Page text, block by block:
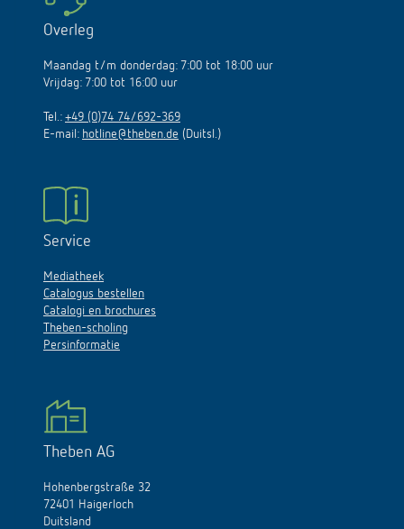
Overleg
Maandag t/m donderdag: 7:00 tot 18:00 uur
Vrijdag: 7:00 tot 16:00 uur
Tel.: +49 (0)74 74/692-369
E-mail: hotline@theben.de (Duitsl.)
Service
Mediatheek
Catalogus bestellen
Catalogi en brochures
Theben-scholing
Persinformatie
Theben AG
Hohenbergstraße 32
72401 Haigerloch
Duitsland